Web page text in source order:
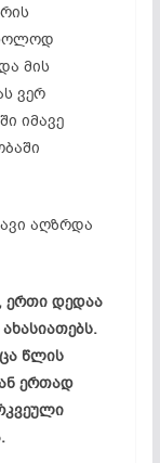
მის
ვერ
იმავე
აღზრდა
ერთი დედაა
წლის
ერთად